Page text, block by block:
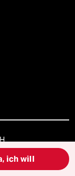
für Genehmigungen
ich will